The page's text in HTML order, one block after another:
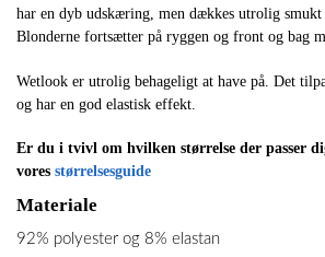
har en dyb udskæring, men dækkes utrolig
Blonderne fortsætter på ryggen og front og bag
Wetlook er utrolig behageligt at have på. Det
og har en god elastisk effekt.
Er du i tvivl om hvilken størrelse der passer
vores størrelsesguide
Materiale
92% polyester og 8% elastan